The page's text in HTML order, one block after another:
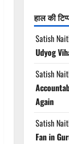
हाल की
Satish
Udyog
Satish
Again
Satish
Fan in